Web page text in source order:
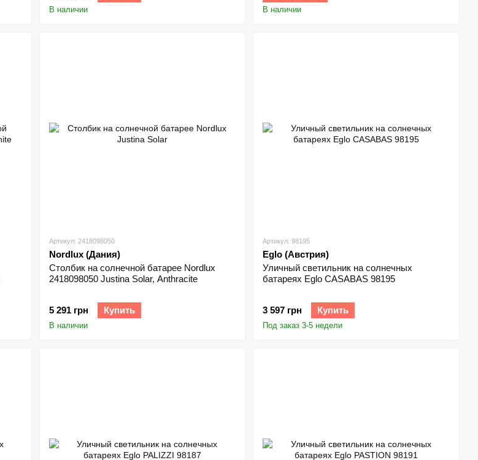
В наличии В наличии
Артикул: 2418098050
Nordlux (Дания)
Столбик на солнечной батарее Nordlux
2418098050 Justina Solar, Anthracite
5 291 грн Купить
В наличии
Артикул: 98195
Eglo (Австрия)
Уличный светильник на солнечных
батареях Eglo CASABAS 98195
3 597 грн Купить
Под заказ 3-5 недели